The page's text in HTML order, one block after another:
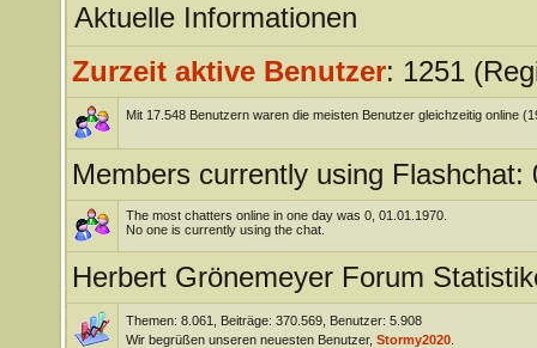
Aktuelle Informationen
Zurzeit aktive Benutzer: 1251
Mit 17.548 Benutzern waren die meisten Benutzer gleichzeitig online
Members currently using Flashchat:
The most chatters online in one day was 0, 01.01.1970.
No one is currently using the chat.
Herbert Grönemeyer Forum
Themen: 8.061, Beiträge: 370.569, Benutzer: 5.908
Wir begrüßen unseren neuesten Benutzer, Stormy2020.